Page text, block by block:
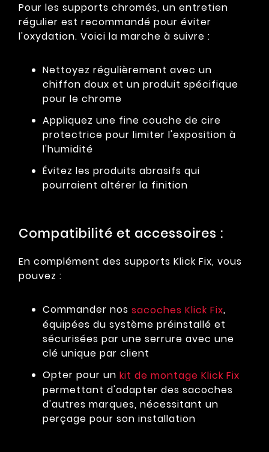
Pour les supports chromés, un entretien
régulier est recommandé pour éviter
l'oxydation. Voici la marche à suivre :
Nettoyez régulièrement avec un
chiffon doux et un produit spécifique
pour le chrome
Appliquez une fine couche de cire
protectrice pour limiter l'exposition à
l'humidité
Évitez les produits abrasifs qui
pourraient altérer la finition
Compatibilité et accessoires :
En complément des supports Klick Fix, vous
pouvez :
Commander nos sacoches Klick Fix,
équipées du système préinstallé et
sécurisées par une serrure avec une
clé unique par client
Opter pour un kit de montage Klick Fix
permettant d'adapter des sacoches
d'autres marques, nécessitant un
perçage pour son installation